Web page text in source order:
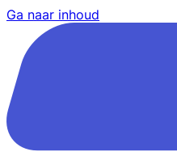
Ga naar inhoud